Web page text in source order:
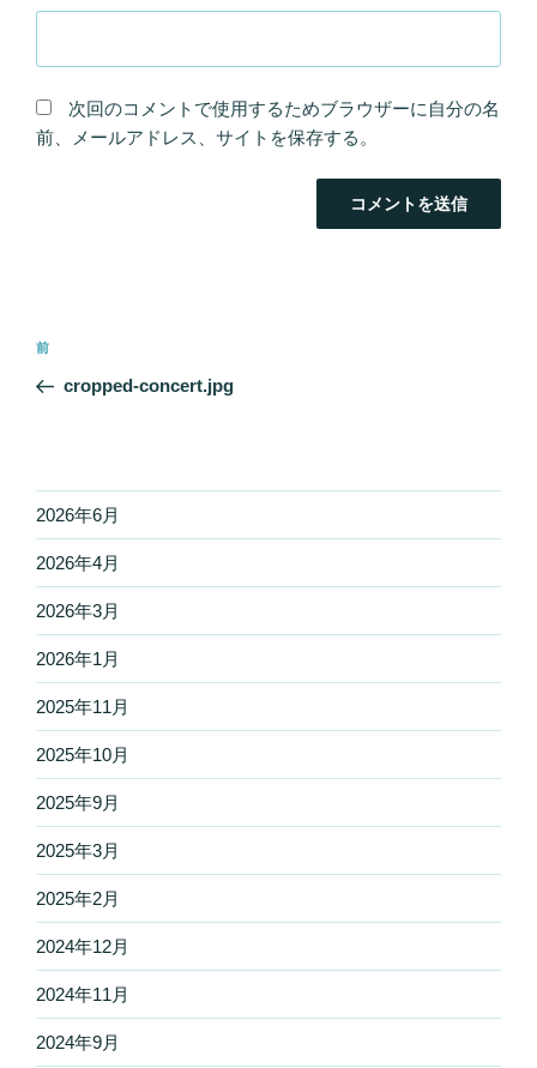
次回のコメントで使用するためブラウザーに自分の名
前、メールアドレス、サイトを保存する。
投
ナ
ー
シ
ョ
ン
前
の
前
cropped-concert.jpg
2026年6月
2026年4月
2026年3月
2026年1月
2025年11月
2025年10月
2025年9月
2025年3月
2025年2月
2024年12月
2024年11月
2024年9月